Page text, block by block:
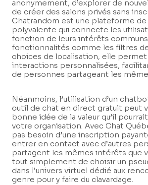
anonymement, d’explorer de
de créer des salons privés sans
Chatrandom est une plateforme
polyvalente qui connecte les
fonction de leurs intérêts
fonctionnalités comme les filtres
choices de localisation, elle permet
interactions personnalisées,
de personnes partageant les
Néanmoins, l’utilisation d’un
outil de chat en direct gratuit peut
bonne idée de la valeur qu’il
votre organisation. Avec Chat
pas besoin d’une inscription
entrer en contact avec d’autres
partagent les mêmes intérêts que
tout simplement de choisir un
dans l’univers virtuel dédié aux
genre pour y faire du clavardage.